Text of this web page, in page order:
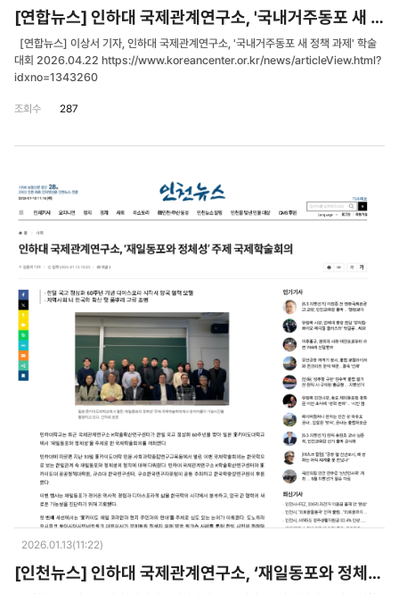
[연합뉴스] 인하대 국제관계연구소, '국내거주동포 새 정책 과제' 학술대회
[연합뉴스] 이상서 기자, 인하대 국제관계연구소, '국내거주동포 새 정책 과제' 학술
대회 2026.04.22 https://www.koreancenter.or.kr/news/articleView.html?
idxno=1343260
조회수 287
2026.01.13(11:22)
[인천뉴스] 인하대 국제관계연구소, ‘재일동포와 정체성’ 주제 국제학술회의